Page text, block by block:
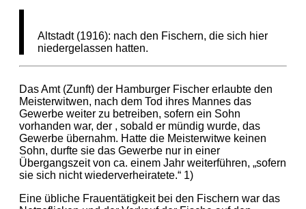
Altstadt (1916): nach den Fischern, die sich hier
niedergelassen hatten.
Das Amt (Zunft) der Hamburger Fischer erlaubte den
Meisterwitwen, nach dem Tod ihres Mannes das
Gewerbe weiter zu betreiben, sofern ein Sohn
vorhanden war, der , sobald er mündig wurde, das
Gewerbe übernahm. Hatte die Meisterwitwe keinen
Sohn, durfte sie das Gewerbe nur in einer
Übergangszeit von ca. einem Jahr weiterführen, „sofern
sie sich nicht wiederverheiratete.“ 1)
Eine übliche Frauentätigkeit bei den Fischern war das